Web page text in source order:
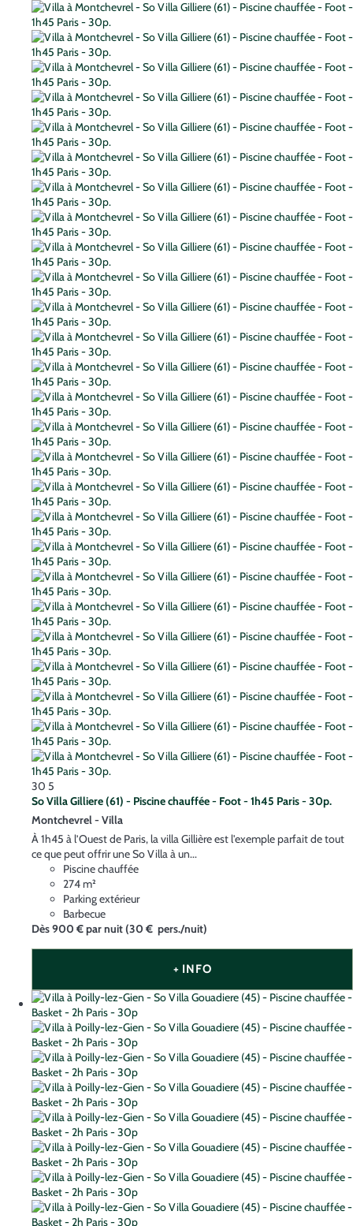
30 5
So Villa Gilliere (61) - Piscine chauffée - Foot - 1h45 Paris - 30p.
Montchevrel - Villa
À 1h45 à l’Ouest de Paris, la villa Gillière est l'exemple parfait de tout
ce que peut offrir une So Villa à un...
Piscine chauffée
274 m²
Parking extérieur
Barbecue
Dès900 €par nuit(30 € pers./nuit)
+ INFO